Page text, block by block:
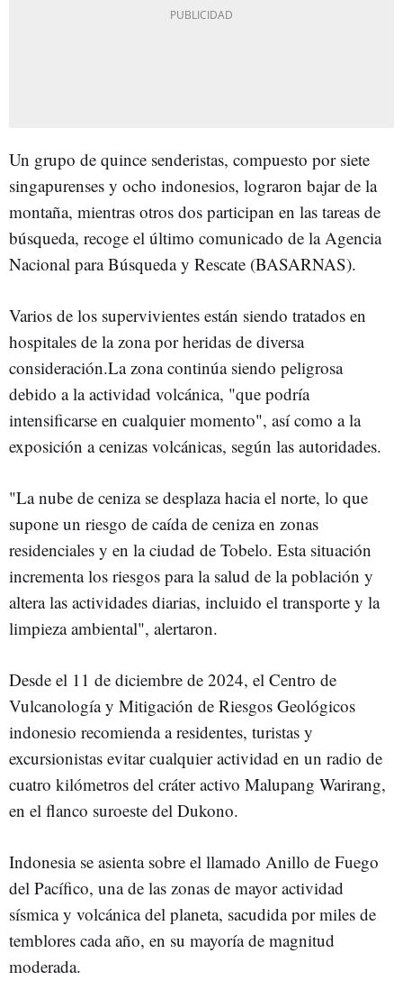
Un grupo de quince senderistas, compuesto por siete
singapurenses y ocho indonesios, lograron bajar de la
montaña, mientras otros dos participan en las tareas de
búsqueda, recoge el último comunicado de la Agencia
Nacional para Búsqueda y Rescate (BASARNAS).
Varios de los supervivientes están siendo tratados en
hospitales de la zona por heridas de diversa
consideración.La zona continúa siendo peligrosa
debido a la actividad volcánica, "que podría
intensificarse en cualquier momento", así como a la
exposición a cenizas volcánicas, según las autoridades.
"La nube de ceniza se desplaza hacia el norte, lo que
supone un riesgo de caída de ceniza en zonas
residenciales y en la ciudad de Tobelo. Esta situación
incrementa los riesgos para la salud de la población y
altera las actividades diarias, incluido el transporte y la
limpieza ambiental", alertaron.
Desde el 11 de diciembre de 2024, el Centro de
Vulcanología y Mitigación de Riesgos Geológicos
indonesio recomienda a residentes, turistas y
excursionistas evitar cualquier actividad en un radio de
cuatro kilómetros del cráter activo Malupang Warirang,
en el flanco suroeste del Dukono.
Indonesia se asienta sobre el llamado Anillo de Fuego
del Pacífico, una de las zonas de mayor actividad
sísmica y volcánica del planeta, sacudida por miles de
temblores cada año, en su mayoría de magnitud
moderada.